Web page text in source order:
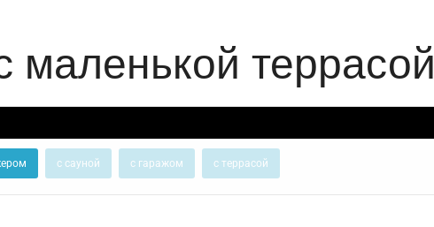
террасой
с сауной с гаражом с террасой